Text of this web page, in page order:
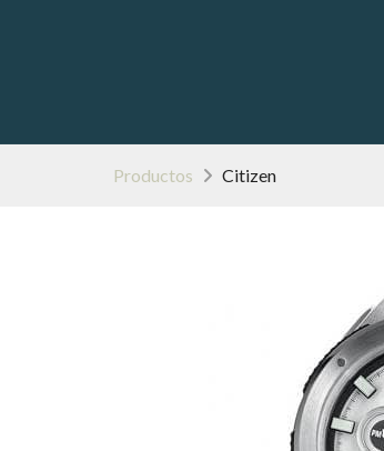
Productos Citizen